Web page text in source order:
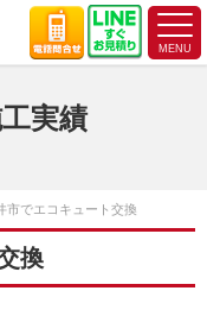
実績
市でエコキュート交換
換